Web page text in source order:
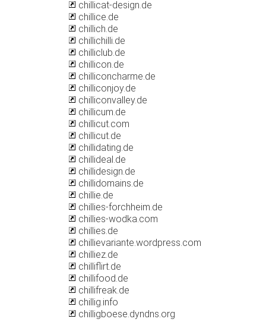
chillicat-design.de
chillice.de
chillich.de
chillichilli.de
chilliclub.de
chillicon.de
chilliconcharme.de
chilliconjoy.de
chilliconvalley.de
chillicum.de
chillicut.com
chillicut.de
chillidating.de
chillideal.de
chillidesign.de
chillidomains.de
chillie.de
chillies-forchheim.de
chillies-wodka.com
chillies.de
chillievariante.wordpress.com
chilliez.de
chilliflirt.de
chillifood.de
chillifreak.de
chillig.info
chilligboese.dyndns.org